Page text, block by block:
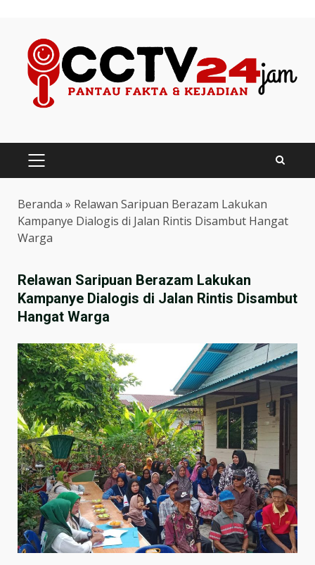
content
PRIMARY
MENU
Beranda » Relawan Saripuan Berazam Lakukan
Kampanye Dialogis di Jalan Rintis Disambut Hangat
Warga
Relawan Saripuan Berazam Lakukan
Kampanye Dialogis di Jalan Rintis Disambut
Hangat Warga